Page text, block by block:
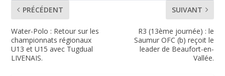
PRÉCÉDENT
Water-Polo : Retour sur les
championnats régionaux
U13 et U15 avec Tugdual
LIVENAIS.
SUIVANT
R3 (13ème journée) : le
Saumur OFC (b) reçoit le
leader de Beaufort-en-
Vallée.